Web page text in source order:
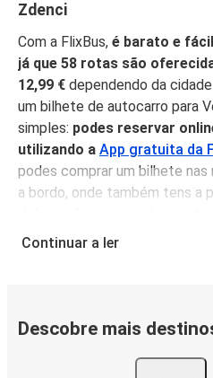
Zdenci
Com a FlixBus, é barato e
já que 58 rotas são
12,99 € dependendo da
um bilhete de autocarro para
simples: podes reservar
utilizando a App gratuita da
podes comprar um bilhete
a bordo, onde também tens a
preços mais baixos, e
Porquê viajar para Veliki
Podes chegar a Veliki
Continuar a ler
Descobre mais